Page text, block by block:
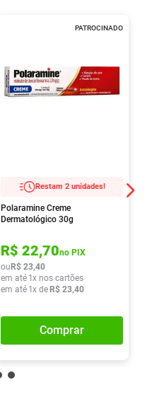
PATROCINADO
Restam 2 unidades!
Polaramine Creme
Dermatológico 30g
R$ 22,70no PIX
ou R$ 23,40
em até 1x nos cartões
em até 1x de R$ 23,40
Comprar